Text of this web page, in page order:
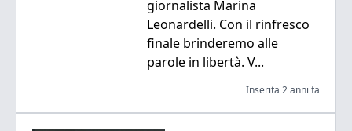
giornalista Marina
Leonardelli. Con il rinfresco
finale brinderemo alle
parole in libertà. V...
Inserita 2 anni fa